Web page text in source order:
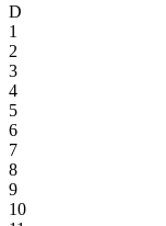
D
1
2
3
4
5
6
7
8
9
10